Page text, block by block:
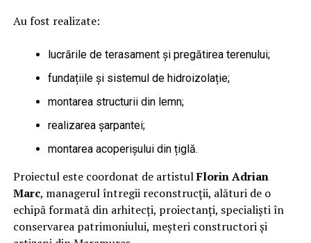
Au fost realizate:
lucrările de terasament și pregătirea terenului;
fundațiile și sistemul de hidroizolație;
montarea structurii din lemn;
realizarea șarpantei;
montarea acoperișului din țiglă.
Proiectul este coordonat de artistulFlorin Adrian
Marc, managerul întregii reconstrucții, alături de o
echipă formată din arhitecți, proiectanți, specialiști în
conservarea patrimoniului, meșteri constructori și